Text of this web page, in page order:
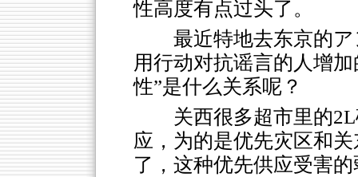
性高度有点过头了。
最近特地去东京的
用行动对抗谣言的人增
性”是什么关系呢？
关西很多超市里的
应，为的是优先灾区和
了，这种优先供应受害